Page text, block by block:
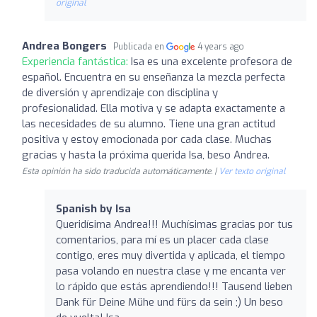
original
Andrea Bongers Publicada en 4 years ago
Experiencia fantástica: Isa es una excelente profesora de
español. Encuentra en su enseñanza la mezcla perfecta
de diversión y aprendizaje con disciplina y
profesionalidad. Ella motiva y se adapta exactamente a
las necesidades de su alumno. Tiene una gran actitud
positiva y estoy emocionada por cada clase. Muchas
gracias y hasta la próxima querida Isa, beso Andrea.
Esta opinión ha sido traducida automáticamente. | Ver texto original
Spanish by Isa
Queridísima Andrea!!! Muchísimas gracias por tus
comentarios, para mí es un placer cada clase
contigo, eres muy divertida y aplicada, el tiempo
pasa volando en nuestra clase y me encanta ver
lo rápido que estás aprendiendo!!! Tausend lieben
Dank für Deine Mühe und fürs da sein ;) Un beso